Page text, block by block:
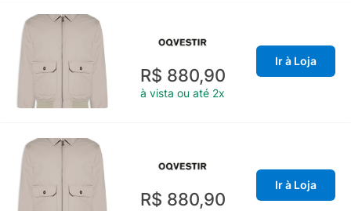
R$ 880,90
à vista ou até 2x
Ir à Loja
R$ 880,90
Ir à Loja